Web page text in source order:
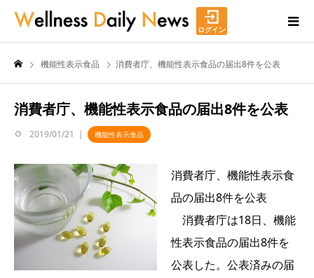
ログイン
機能性表示食品 消費者庁、機能性表示食品の届出8件を公表
消費者庁、機能性表示食品の届出8件を公表
2019/01/21 機能性表示食品
消費者庁、機能性表示食
品の届出8件を公表
消費者庁は18日、機能
性表示食品の届出8件を
公表した。公表済みの届